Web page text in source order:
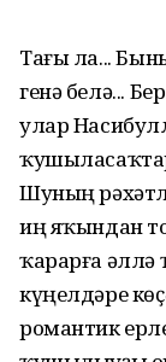
Тағы ла...
генә белә...
улар
Шуның
иң яҡындан
ҡарарға әллә
күңелдәре
романтик